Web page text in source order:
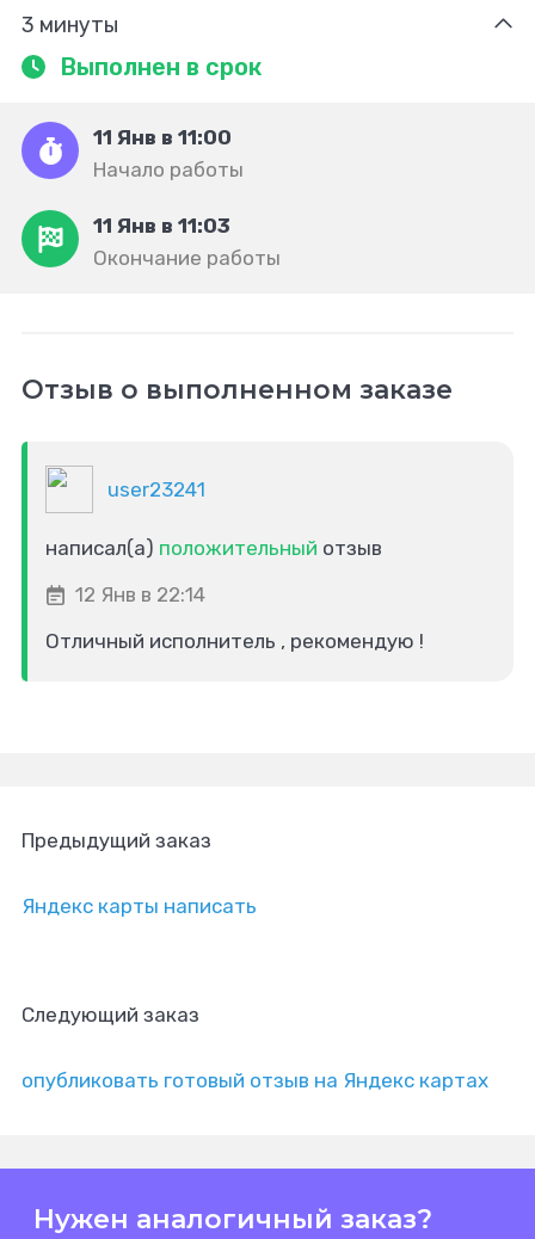
3 минуты
Выполнен в срок
11 Янв в 11:00
Начало работы
11 Янв в 11:03
Окончание работы
Отзыв о выполненном заказе
user23241
написал(а) положительный отзыв
12 Янв в 22:14
Отличный исполнитель , рекомендую !
Предыдущий заказ
Яндекс карты написать
Следующий заказ
опубликовать готовый отзыв на Яндекс картах
Нужен аналогичный заказ?